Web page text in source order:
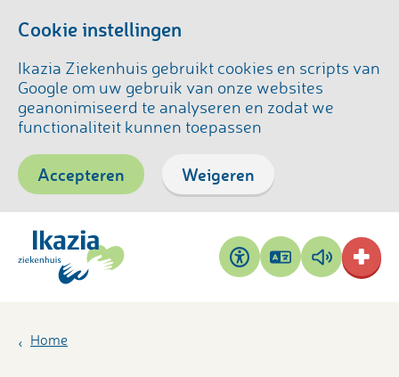
Cookie instellingen
Ikazia Ziekenhuis gebruikt cookies en scripts van
Google om uw gebruik van onze websites
geanonimiseerd te analyseren en zodat we
functionaliteit kunnen toepassen
Accepteren Weigeren
Toegankelijkheid
Pagina
vertalen
Pagina
voorlezen
Home